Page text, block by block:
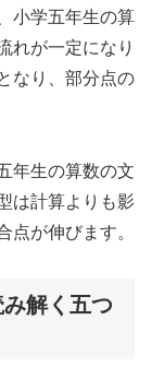
小学五年生の算
が一定になり
なり、部分点の
年生の算数の文
は計算よりも影
点が伸びます。
解く五つ